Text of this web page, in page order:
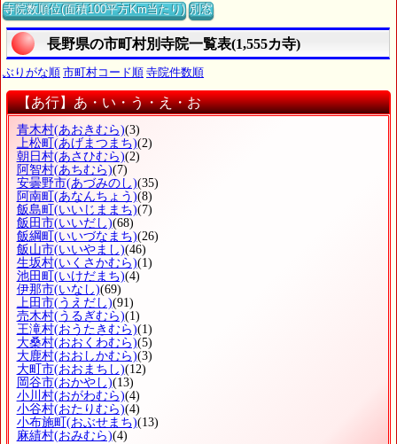
寺院数順位(面積100平方Km当たり) 別窓
長野県の市町村別寺院一覧表(1,555カ寺)
ぶりがな順 市町村コード順 寺院件数順
【あ行】あ・い・う・え・お
青木村(あおきむら)(3)
上松町 (あげまつまち)(2)
朝日村(あさひむら)(2)
阿智村(あちむら)(7)
安曇野市(あづみのし)(35)
阿南町 (あなんちょう)(8)
飯島町 (いいじままち)(7)
飯田市(いいだし)(68)
飯綱町 (いいづなまち)(26)
飯山市(いいやまし)(46)
生坂村(いくさかむら)(1)
池田町 (いけだまち)(4)
伊那市(いなし)(69)
上田市(うえだし)(91)
売木村(うるぎむら)(1)
王滝村(おうたきむら)(1)
大桑村(おおくわむら)(5)
大鹿村(おおしかむら)(3)
大町市(おおまちし)(12)
岡谷市(おかやし)(13)
小川村(おがわむら)(4)
小谷村(おたりむら)(4)
小布施町 (おぶせまち)(13)
麻績村(おみむら)(4)